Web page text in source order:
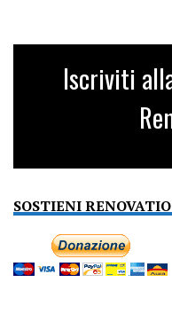
Iscriviti
SOSTIENI